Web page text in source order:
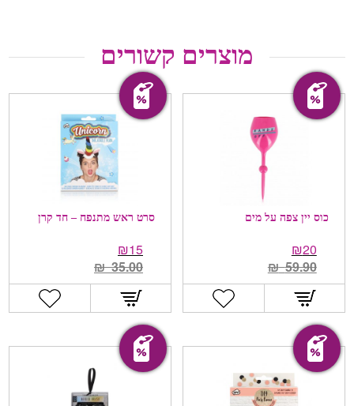
מוצרים קשורים
מבצע!
סרט ראש מתנפח – חד קרן
15
₪
35.00
₪
מבצע!
כוס יין צפה על מים
20
₪
59.90
₪
מבצע! מבצע!